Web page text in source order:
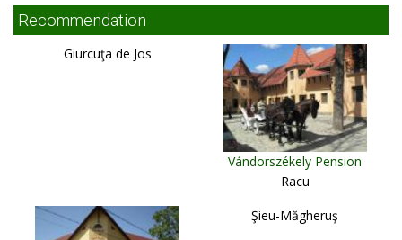
Recommendation
Giurcuţa de Jos
Vándorszékely Pension
Racu
Şieu-Măgheruş